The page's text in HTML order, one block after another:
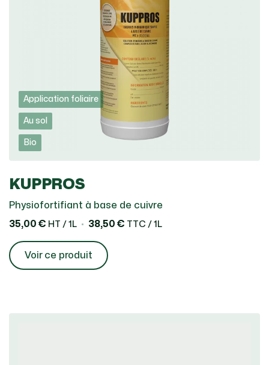
Application foliaire
Au sol
Bio
KUPPROS
Physiofortifiant à base de cuivre
35,00 € HT / 1L 38,50 € TTC / 1L
Voir ce produit